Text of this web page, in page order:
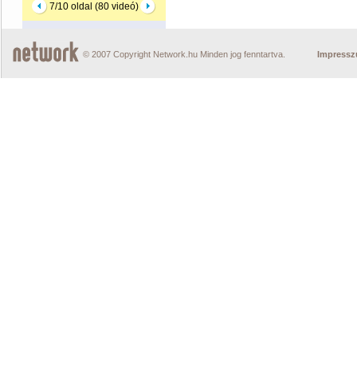
7/10 oldal (80 videó)
© 2007 Copyright Network.hu Minden jog fenntartva.